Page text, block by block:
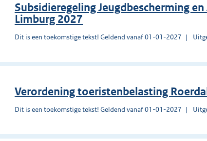
Subsidieregeling Jeugdbescherming
Limburg 2027
Dit is een toekomstige tekst! Geldend vanaf 01-01-2027
Verordening toeristenbelasting
Dit is een toekomstige tekst! Geldend vanaf 01-01-2027